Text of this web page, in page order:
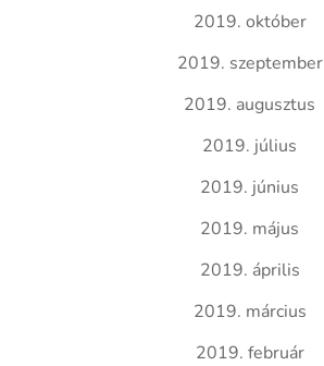
2019. október
2019. szeptember
2019. augusztus
2019. július
2019. június
2019. május
2019. április
2019. március
2019. február